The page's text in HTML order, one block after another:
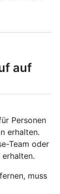
auf
Personen
erhalten.
Team oder
muss